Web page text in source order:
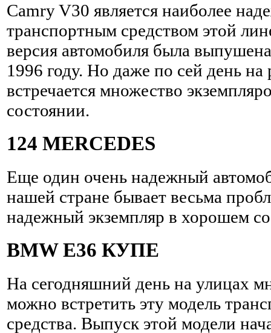
Camry V30 является наиболее
транспортным средством этой
версия автомобиля была
1996 году. Но даже по сей день на
встречается множество
состоянии.
124 MERCEDES
Еще один очень надежный
нашей стране бывает весьма
надежный экземпляр в хорошем
BMW E36 КУПЕ
На сегодняшний день на улицах
можно встретить эту модель
средства. Выпуск этой модели